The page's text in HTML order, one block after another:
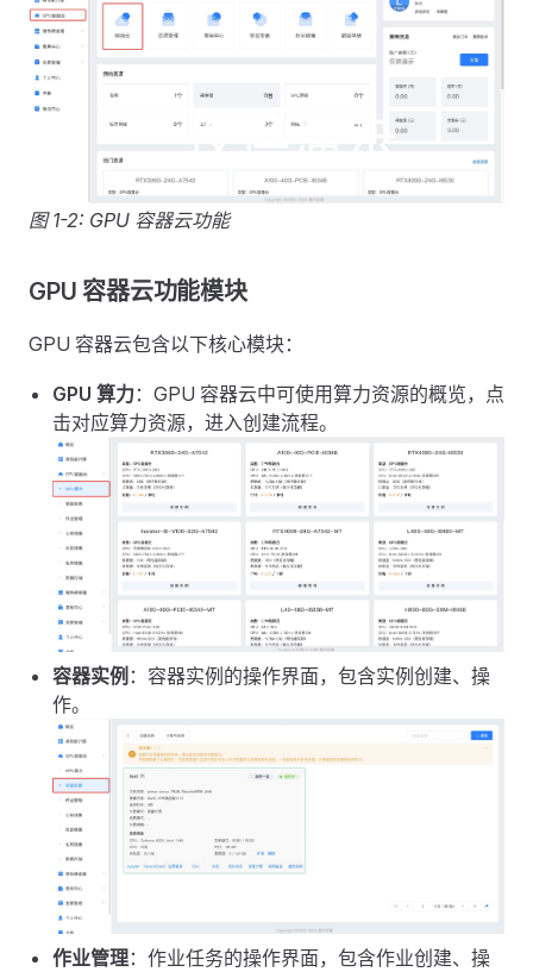
图 1-2: GPU 容器云功能
GPU 容器云功能模块
GPU 容器云包含以下核心模块：
GPU 算力：GPU 容器云中可使用算力资源的概览，点
击对应算力资源，进入创建流程。
容器实例 ：容器实例的操作界面，包含实例创建、操
作。
作业管理：作业任务的操作界面，包含作业创建、操